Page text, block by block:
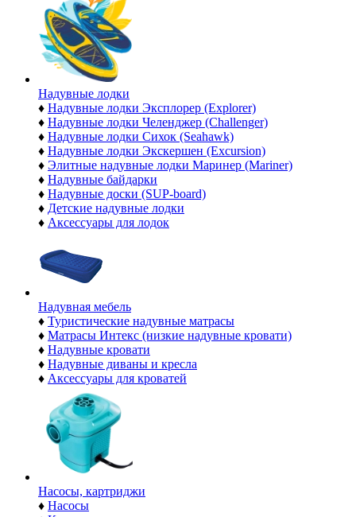
Надувные лодки
♦ Надувные лодки Эксплорер (Explorer)
♦ Надувные лодки Челенджер (Challenger)
♦ Надувные лодки Сихок (Seahawk)
♦ Надувные лодки Экскершен (Excursion)
♦ Элитные надувные лодки Маринер (Mariner)
♦ Надувные байдарки
♦ Надувные доски (SUP-board)
♦ Детские надувные лодки
♦ Аксессуары для лодок
Надувная мебель
♦ Туристические надувные матрасы
♦ Матрасы Интекс (низкие надувные кровати)
♦ Надувные кровати
♦ Надувные диваны и кресла
♦ Аксессуары для кроватей
Насосы, картриджи
♦ Насосы